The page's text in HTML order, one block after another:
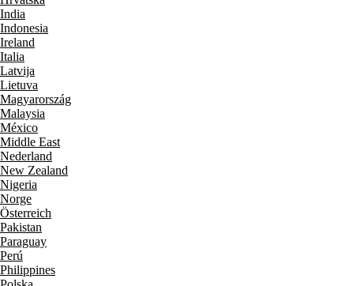
India
Indonesia
Ireland
Italia
Latvija
Lietuva
Magyarország
Malaysia
México
Middle East
Nederland
New Zealand
Nigeria
Norge
Österreich
Pakistan
Paraguay
Perú
Philippines